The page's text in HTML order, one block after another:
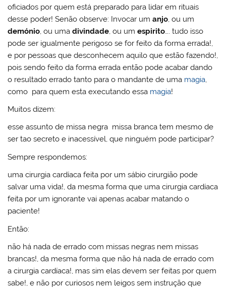
oficiados por quem está preparado para lidar em rituais
desse poder! Senão observe: Invocar umanjo, ou um
demónio, ou uma divindade, ou umespirito…. tudo isso
pode ser igualmente perigoso se for feito da forma errada!,
e por pessoas que desconhecem aquilo que estão fazendo!,
pois sendo feito da forma errada então pode acabar dando
o resultado errado tanto para o mandante de uma magia,
como para quem esta executando essa magia!
Muitos dizem:
esse assunto de missa negra missa branca tem mesmo de
ser tao secreto e inacessível, que ninguém pode participar?
Sempre respondemos:
uma cirurgia cardíaca feita por um sábio cirurgião pode
salvar uma vida!, da mesma forma que uma cirurgia cardíaca
feita por um ignorante vai apenas acabar matando o
paciente!
Então:
não há nada de errado com missas negras nem missas
brancas!, da mesma forma que não há nada de errado com
a cirurgia cardíaca!, mas sim elas devem ser feitas por quem
sabe!, e não por curiosos nem leigos sem instrução que